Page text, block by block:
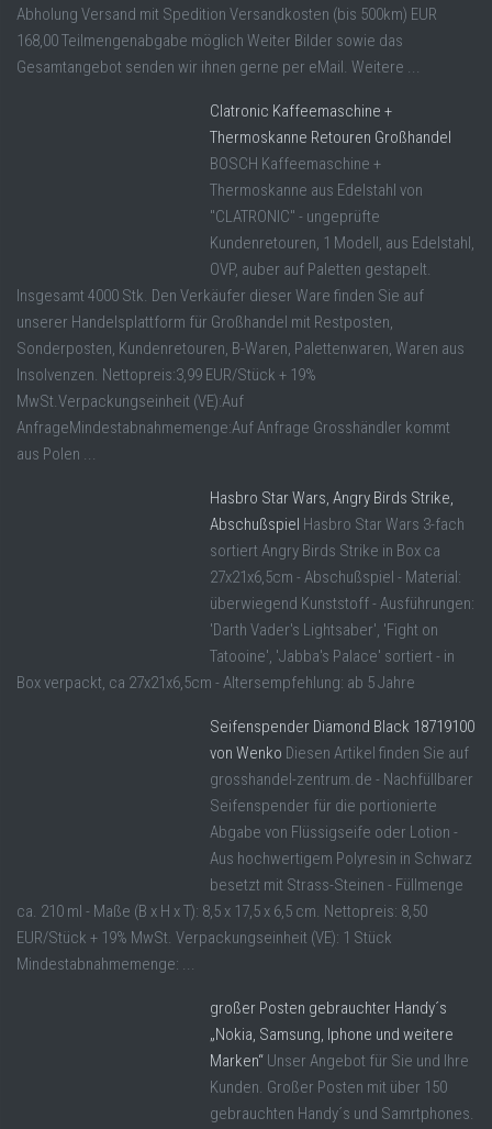
Abholung Versand mit Spedition Versandkosten (bis 500km) EUR
168,00 Teilmengenabgabe möglich Weiter Bilder sowie das
Gesamtangebot senden wir ihnen gerne per eMail. Weitere ...
Clatronic Kaffeemaschine +
Thermoskanne Retouren Großhandel
BOSCH Kaffeemaschine +
Thermoskanne aus Edelstahl von
"CLATRONIC" - ungeprüfte
Kundenretouren, 1 Modell, aus Edelstahl,
OVP, auber auf Paletten gestapelt.
Insgesamt 4000 Stk. Den Verkäufer dieser Ware finden Sie auf
unserer Handelsplattform für Großhandel mit Restposten,
Sonderposten, Kundenretouren, B-Waren, Palettenwaren, Waren aus
Insolvenzen. Nettopreis:3,99 EUR/Stück + 19%
MwSt.Verpackungseinheit (VE):Auf
AnfrageMindestabnahmemenge:Auf Anfrage Grosshändler kommt
aus Polen ...
Hasbro Star Wars, Angry Birds Strike,
Abschußspiel Hasbro Star Wars 3-fach
sortiert Angry Birds Strike in Box ca
27x21x6,5cm - Abschußspiel - Material:
überwiegend Kunststoff - Ausführungen:
'Darth Vader's Lightsaber', 'Fight on
Tatooine', 'Jabba's Palace' sortiert - in
Box verpackt, ca 27x21x6,5cm - Altersempfehlung: ab 5 Jahre
Seifenspender Diamond Black 18719100
von Wenko Diesen Artikel finden Sie auf
grosshandel-zentrum.de - Nachfüllbarer
Seifenspender für die portionierte
Abgabe von Flüssigseife oder Lotion -
Aus hochwertigem Polyresin in Schwarz
besetzt mit Strass-Steinen - Füllmenge
ca. 210 ml - Maße (B x H x T): 8,5 x 17,5 x 6,5 cm. Nettopreis: 8,50
EUR/Stück + 19% MwSt. Verpackungseinheit (VE): 1 Stück
Mindestabnahmemenge: ...
großer Posten gebrauchter Handy´s
„Nokia, Samsung, Iphone und weitere
Marken“ Unser Angebot für Sie und Ihre
Kunden. Großer Posten mit über 150
gebrauchten Handy´s und Samrtphones.